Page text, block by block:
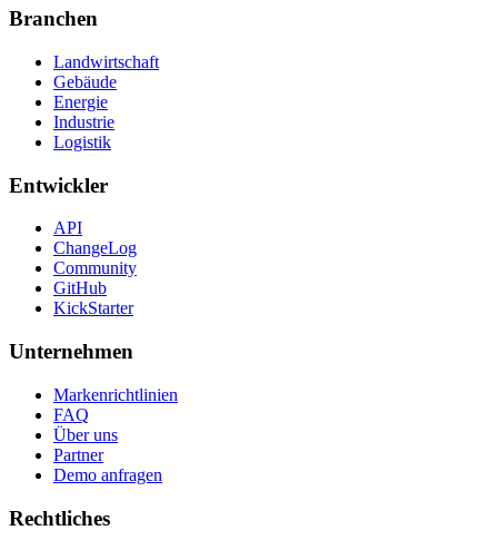
Branchen
Landwirtschaft
Gebäude
Energie
Industrie
Logistik
Entwickler
API
ChangeLog
Community
GitHub
KickStarter
Unternehmen
Markenrichtlinien
FAQ
Über uns
Partner
Demo anfragen
Rechtliches